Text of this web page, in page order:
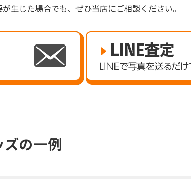
生じた場合でも、ぜひ当店にご相談ください。
の一例